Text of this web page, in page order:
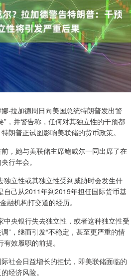
拉加德周日向美国总统特朗普发出警
”，并警告称，任何对其独立性的干预都
朗普正试图影响美联储的货币政策。
她与美联储主席鲍威尔一同出席了在
行年会。
立性或其独立性受到威胁时会发生什
自己从2011年到2019年担任国际货币基
融机构打交道的经历。
央银行失去独立性，或者这种独立性受
”，继而引发“不稳定，甚至更严重的情
效履职的前提。
会日益增长的担忧，即美联储面临的
经济风险。